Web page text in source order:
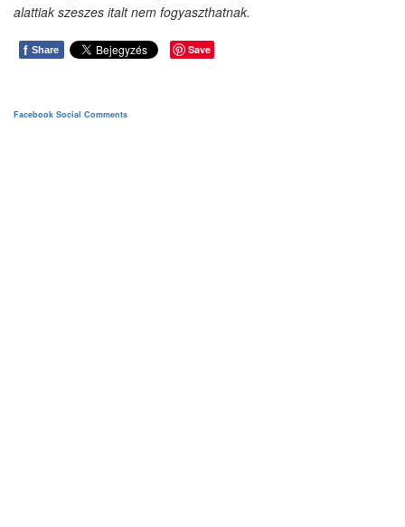
alattiak szeszes italt nem fogyaszthatnak.
f Share Save
Facebook Social Comments